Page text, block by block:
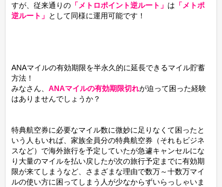
すが、従来通りの「メトロポイント逆ルート」 は 「メトポ
逆ルート」 として同様に運用可能です！
ANAマイルの有効期限を半永久的に延長できるマイル貯蓄
方法！
みなさん、 ANAマイルの有効期限切れが迫って困った経験
はありませんでしょうか？
特典航空券に必要なマイル数に微妙に足りなくて困ったと
いう人もいれば、家族全員分の特典航空券（それもビジネ
スなど）で海外旅行を予定していたが急遽キャンセルにな
り大量のマイルを払い戻したが次の旅行予定までに有効期
限が来てしまうなど、さまざまな理由で数万～十数万マイ
ルの使い方に困ってしまう人が少なからずいらっしゃいま